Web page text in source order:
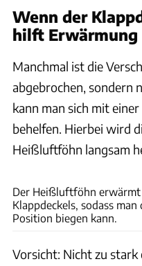
Wenn der
hilft Erwärmung
Manchmal ist die
abgebrochen, sondern
kann man sich mit
behelfen. Hierbei wird
Heißluftföhn langsam
Der Heißluftföhn
Klappdeckels, sodass
Position biegen kann.
Vorsicht: Nicht zu